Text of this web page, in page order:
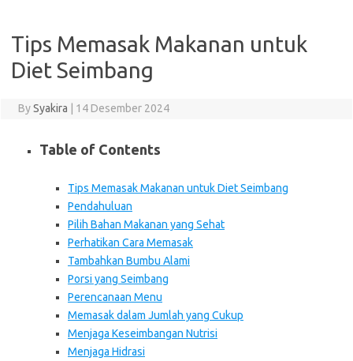
Tips Memasak Makanan untuk
Diet Seimbang
BySyakira 14 Desember 2024
Table of Contents
Tips Memasak Makanan untuk Diet Seimbang
Pendahuluan
Pilih Bahan Makanan yang Sehat
Perhatikan Cara Memasak
Tambahkan Bumbu Alami
Porsi yang Seimbang
Perencanaan Menu
Memasak dalam Jumlah yang Cukup
Menjaga Keseimbangan Nutrisi
Menjaga Hidrasi